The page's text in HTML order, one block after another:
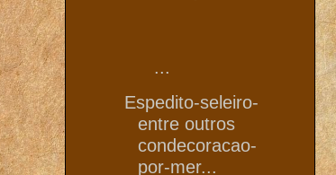
...
Espedito-seleiro-
entre outros
condecoracao-
por-mer...